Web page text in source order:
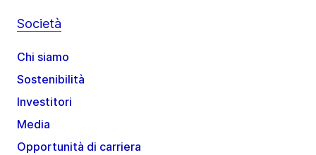
Società
Chi siamo
Sostenibilità
Investitori
Media
Opportunità di carriera